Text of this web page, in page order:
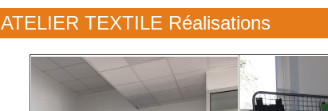
ATELIER TEXTILE Réalisations